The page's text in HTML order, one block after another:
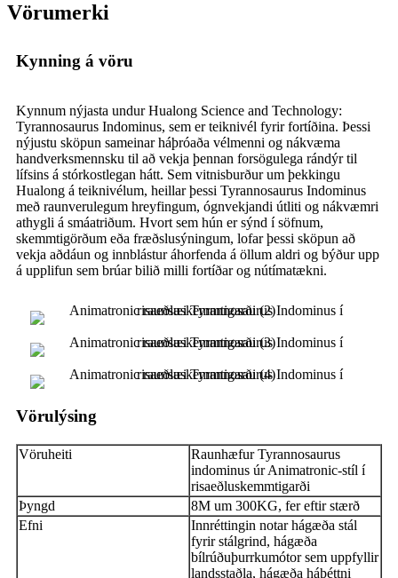
Vörumerki
Kynning á vöru
Kynnum nýjasta undur Hualong Science and Technology:
Tyrannosaurus Indominus, sem er teiknivél fyrir fortíðina. Þessi
nýjustu sköpun sameinar háþróaða vélmenni og nákvæma
handverksmennsku til að vekja þennan forsögulega rándýr til
lífsins á stórkostlegan hátt. Sem vitnisburður um þekkingu
Hualong á teiknivélum, heillar þessi Tyrannosaurus Indominus
með raunverulegum hreyfingum, ógnvekjandi útliti og nákvæmri
athygli á smáatriðum. Hvort sem hún er sýnd í söfnum,
skemmtigörðum eða fræðslusýningum, lofar þessi sköpun að
vekja aðdáun og innblástur áhorfenda á öllum aldri og býður upp
á upplifun sem brúar bilið milli fortíðar og nútímatækni.
Vörulýsing
Vöruheiti
Raunhæfur Tyrannosaurus
indominus úr Animatronic-stíl í
risaeðluskemmtigarði
Þyngd
8M um 300KG, fer eftir stærð
Efni
Innréttingin notar hágæða stál
fyrir stálgrind, hágæða
bílrúðuþurrkumótor sem uppfyllir
landsstaðla, hágæða háþéttni